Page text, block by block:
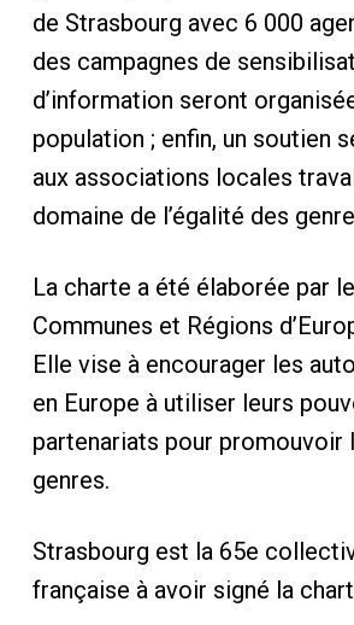
de Strasbourg avec 6 000
des campagnes de
d’information seront
population ; enfin, un soutien
aux associations locales
domaine de l’égalité des
La charte a été élaborée par
Communes et Régions
Elle vise à encourager les
en Europe à utiliser leurs
partenariats pour promouvoir
genres.
Strasbourg est la 65e
française à avoir signé la